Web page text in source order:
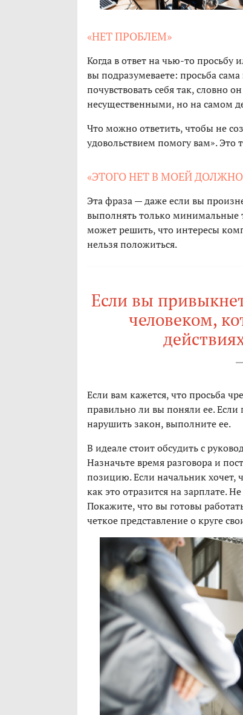
«НЕТ ПРОБЛЕМ»
Когда в ответ на чью-то просьбу
вы подразумеваете: просьба
почувствовать себя так, словно
несущественными, но на самом
Что можно ответить, чтобы не
удовольствием помогу вам».
«ЭТОГО НЕТ В МОЕЙ
Эта фраза — даже если вы
выполнять только минимальные
может решить, что интересы
нельзя положиться.
Если вы
человеком,
Если вам кажется, что просьба
правильно ли вы поняли ее. Если
нарушить закон, выполните ее.
В идеале стоит обсудить с
Назначьте время разговора и
позицию. Если начальник хочет,
как это отразится на зарплате.
Покажите, что вы готовы
четкое представление о круге